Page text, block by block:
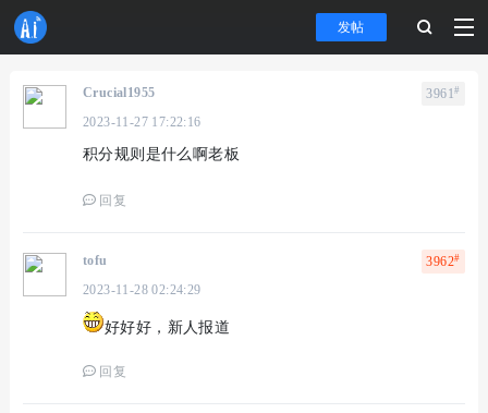
发帖
3961#
Crucial1955
2023-11-27 17:22:16
积分规则是什么啊老板
回复
3962#
tofu
2023-11-28 02:24:29
好好好，新人报道
回复